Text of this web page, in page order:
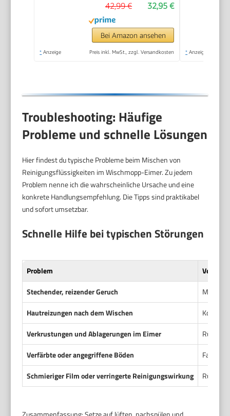
32,95 €
42,99 €
Bei Amazon ansehen
* Anzeige Preis inkl. MwSt., zzgl. Versandkosten * Anzeige
Troubleshooting: Häufige
Probleme und schnelle Lösungen
Hier findest du typische Probleme beim Mischen von
Reinigungsflüssigkeiten im Wischmopp-Eimer. Zu jedem
Problem nenne ich die wahrscheinliche Ursache und eine
konkrete Handlungsempfehlung. Die Tipps sind praktikabel
und sofort umsetzbar.
Schnelle Hilfe bei typischen Störungen
Problem
Stechender, reizender Geruch
Hautreizungen nach dem Wischen
Kontakt
Verkrustungen und Ablagerungen im Eimer
Verfärbte oder angegriffene Böden
Falsche
Schmieriger Film oder verringerte Reinigungswirkung